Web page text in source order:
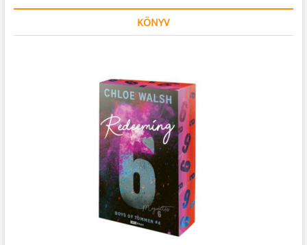
KÖNYV